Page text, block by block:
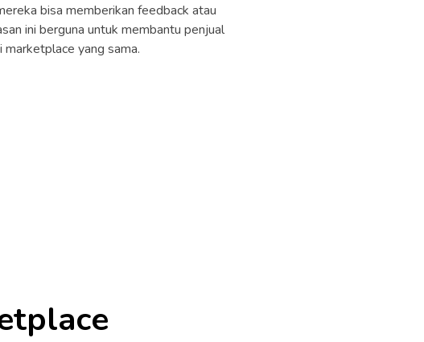
bisa memberikan feedback atau
ini berguna untuk membantu penjual
yang sama.